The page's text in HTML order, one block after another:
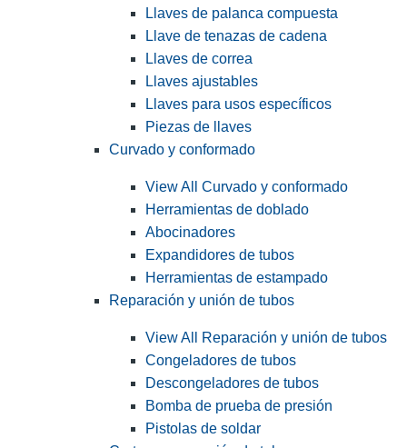
Llaves de palanca compuesta
Llave de tenazas de cadena
Llaves de correa
Llaves ajustables
Llaves para usos específicos
Piezas de llaves
Curvado y conformado
View All Curvado y conformado
Herramientas de doblado
Abocinadores
Expandidores de tubos
Herramientas de estampado
Reparación y unión de tubos
View All Reparación y unión de tubos
Congeladores de tubos
Descongeladores de tubos
Bomba de prueba de presión
Pistolas de soldar